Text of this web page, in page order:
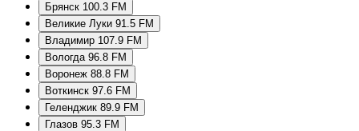
Брянск 100.3 FM
Великие Луки 91.5 FM
Владимир 107.9 FM
Вологда 96.8 FM
Воронеж 88.8 FM
Воткинск 97.6 FM
Геленджик 89.9 FM
Глазов 95.3 FM